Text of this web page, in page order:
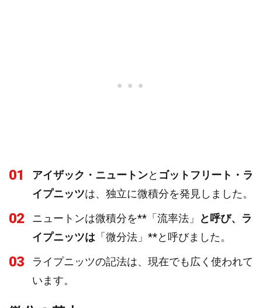
01 アイザック・ニュートンと ゴットフリート・ラ
イプニッツは、独立に微積分を発見しました。
02 ニュートンは微積分を**「流率法」
と呼び、ラ
イプニッツは 「微分法」**と呼びました。
03
ライプニッツの記法は、現在でも広く使われて
います。